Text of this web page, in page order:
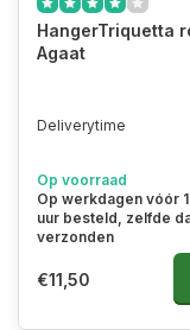
HangerTriquetta
Agaat
Deliverytime
Op voorraad
Op werkdagen vóór
uur besteld, zelfde
verzonden
€11,50